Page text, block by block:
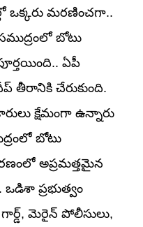
ఒక్కరు మరణించగా..
బోటు
ఏపీ
తీరానికి చేరుకుంది.
క్షేమంగా ఉన్నారు
బోటు
అప్రమత్తమైన
ఒడిశా ప్రభుత్వం
మెరైన్ పోలీసులు,